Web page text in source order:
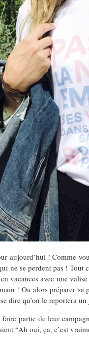
aujourd’hui ! Comme
ne se perdent pas !
vacances avec une
! Ou alors préparer sa
dire qu’on le reportera
faire partie de leur
“Ah oui, ça, c’est